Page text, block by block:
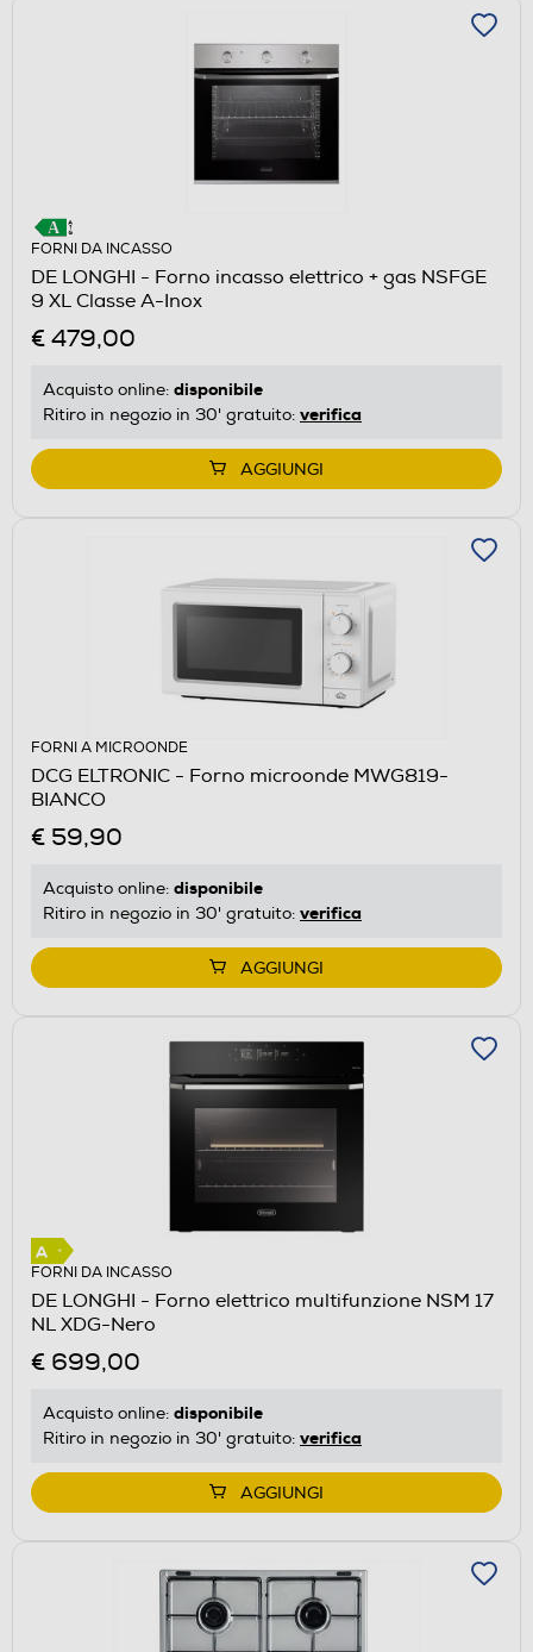
FORNI DA INCASSO
DE LONGHI - Forno incasso elettrico + gas NSFGE
9 XL Classe A-Inox
€ 479,00
Acquisto online: disponibile
Ritiro in negozio in 30' gratuito: verifica
AGGIUNGI
FORNI A MICROONDE
DCG ELTRONIC - Forno microonde MWG819-
BIANCO
€ 59,90
Acquisto online: disponibile
Ritiro in negozio in 30' gratuito: verifica
AGGIUNGI
FORNI DA INCASSO
DE LONGHI - Forno elettrico multifunzione NSM 17
NL XDG-Nero
€ 699,00
Acquisto online: disponibile
Ritiro in negozio in 30' gratuito: verifica
AGGIUNGI